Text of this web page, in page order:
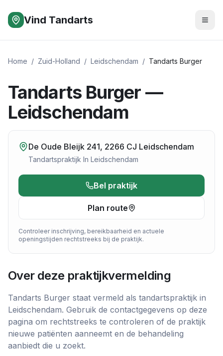
Vind Tandarts
Home / Zuid-Holland / Leidschendam / Tandarts Burger
Tandarts Burger —
Leidschendam
De Oude Bleijk 241, 2266 CJ Leidschendam
Tandartspraktijk In Leidschendam
Bel praktijk
Plan route
Controleer inschrijving, bereikbaarheid en actuele
openingstijden rechtstreeks bij de praktijk.
Over deze praktijkvermelding
Tandarts Burger staat vermeld als tandartspraktijk in
Leidschendam. Gebruik de contactgegevens op deze
pagina om rechtstreeks te controleren of de praktijk
nieuwe patiënten aanneemt en de behandeling
aanbiedt die u zoekt.